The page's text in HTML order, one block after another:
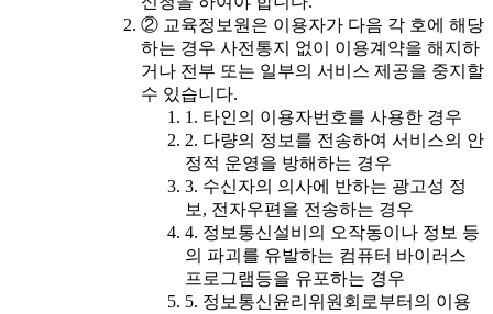
② 교육정보원은 이용자가 다음 각 호에 해당
하는 경우 사전통지 없이 이용계약을 해지하
거나 전부 또는 일부의 서비스 제공을 중지할
수 있습니다.
1. 타인의 이용자번호를 사용한 경우
2. 다량의 정보를 전송하여 서비스의 안
정적 운영을 방해하는 경우
3. 수신자의 의사에 반하는 광고성 정
보, 전자우편을 전송하는 경우
4. 정보통신설비의 오작동이나 정보 등
의 파괴를 유발하는 컴퓨터 바이러스
프로그램등을 유포하는 경우
5. 정보통신윤리위원회로부터의 이용